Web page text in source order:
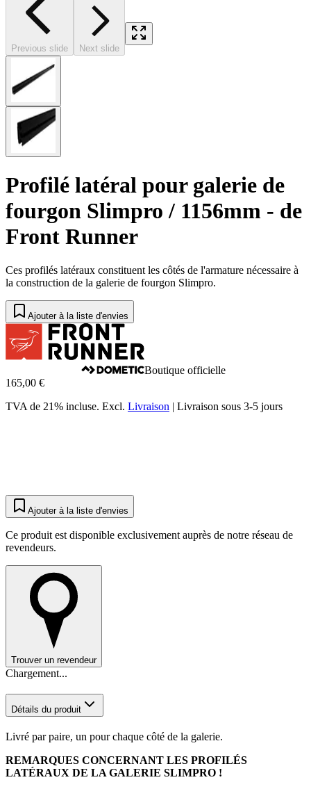
Previous slide Next slide
Profilé latéral pour galerie de
fourgon Slimpro / 1156mm - de
Front Runner
Ces profilés latéraux constituent les côtés de l'armature nécessaire à
la construction de la galerie de fourgon Slimpro.
Ajouter à la liste d'envies
Boutique officielle
165,00 €
TVA de 21% incluse. Excl. Livraison | Livraison sous 3-5 jours
Ajouter à la liste d'envies
Ce produit est disponible exclusivement auprès de notre réseau de
revendeurs.
Trouver un revendeur
Chargement...
Détails du produit
Livré par paire, un pour chaque côté de la galerie.
REMARQUES CONCERNANT LES PROFILÉS
LATÉRAUX DE LA GALERIE SLIMPRO !